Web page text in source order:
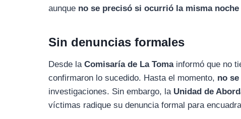
aunque no se precisó si ocurrió la misma
Sin denuncias formales
Desde laComisaría de La Tomainformó que no
confirmaron lo sucedido. Hasta el momento, no
investigaciones. Sin embargo, la Unidad de
víctimas radique su denuncia formal para